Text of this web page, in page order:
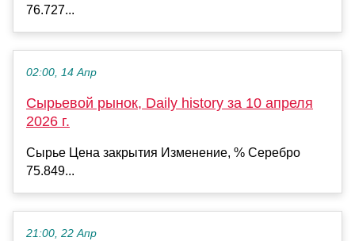
76.727...
02:00, 14 Апр
Сырьевой рынок, Daily history за 10 апреля
2026 г.
Сырье Цена закрытия Изменение, % Серебро
75.849...
21:00, 22 Апр